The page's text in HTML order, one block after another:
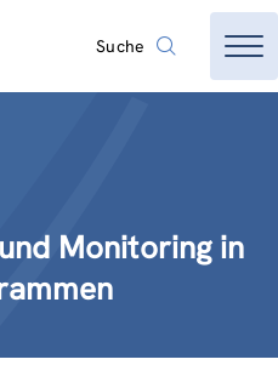
Suche
Monitoring in